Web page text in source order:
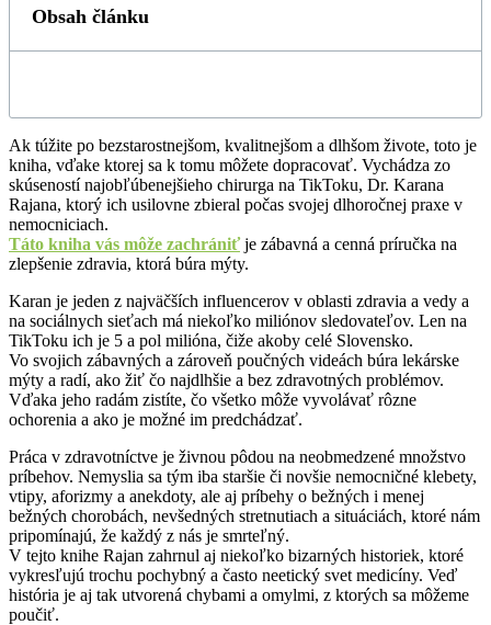
Obsah článku
Ak túžite po bezstarostnejšom, kvalitnejšom a dlhšom živote, toto je
kniha, vďake ktorej sa k tomu môžete dopracovať. Vychádza zo
skúseností najobľúbenejšieho chirurga na TikToku, Dr. Karana
Rajana, ktorý ich usilovne zbieral počas svojej dlhoročnej praxe v
nemocniciach.
Táto kniha vás môže zachrániťje zábavná a cenná príručka na
zlepšenie zdravia, ktorá búra mýty.
Karan je jeden z najväčších influencerov v oblasti zdravia a vedy a
na sociálnych sieťach má niekoľko miliónov sledovateľov. Len na
TikToku ich je 5 a pol milióna, čiže akoby celé Slovensko.
Vo svojich zábavných a zároveň poučných videách búra lekárske
mýty a radí, ako žiť čo najdlhšie a bez zdravotných problémov.
Vďaka jeho radám zistíte, čo všetko môže vyvolávať rôzne
ochorenia a ako je možné im predchádzať.
Práca v zdravotníctve je živnou pôdou na neobmedzené množstvo
príbehov. Nemyslia sa tým iba staršie či novšie nemocničné klebety,
vtipy, aforizmy a anekdoty, ale aj príbehy o bežných i menej
bežných chorobách, nevšedných stretnutiach a situáciách, ktoré nám
pripomínajú, že každý z nás je smrteľný.
V tejto knihe Rajan zahrnul aj niekoľko bizarných historiek, ktoré
vykresľujú trochu pochybný a často neetický svet medicíny. Veď
história je aj tak utvorená chybami a omylmi, z ktorých sa môžeme
poučiť.